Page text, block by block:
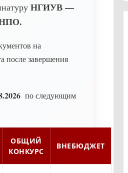
НГИУВ —
на
после завершения
по следующим
ОБЩИЙ
КОНКУРС
ВНЕБЮДЖЕТ